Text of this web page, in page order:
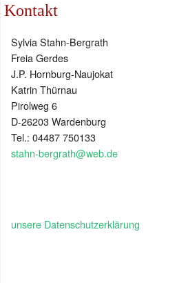
Kontakt
Sylvia Stahn-Bergrath
Freia Gerdes
J.P. Hornburg-Naujokat
Katrin Thürnau
Pirolweg 6
D-26203 Wardenburg
Tel.: 04487 750133
stahn-bergrath@web.de
unsere Datenschutzerklärung